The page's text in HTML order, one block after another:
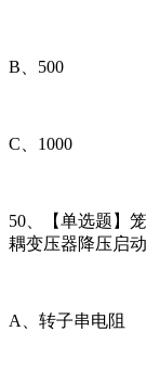
B、500
C、1000
50、【单选题】
耦变压器降压启
A、转子串电阻